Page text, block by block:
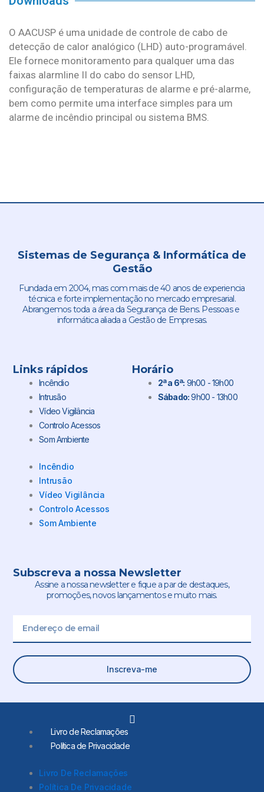
O AACUSP é uma unidade de controle de cabo de
detecção de calor analógico (LHD) auto-programável.
Ele fornece monitoramento para qualquer uma das
faixas alarmline II do cabo do sensor LHD,
configuração de temperaturas de alarme e pré-alarme,
bem como permite uma interface simples para um
alarme de incêndio principal ou sistema BMS.
Sistemas de Segurança & Informática de
Gestão
Fundada em 2004, mas com mais de 40 anos de experiencia
técnica e forte implementação no mercado empresarial.
Abrangemos toda a área da Segurança de Bens. Pessoas e
informática aliada a Gestão de Empresas.
Links rápidos
Incêndio
Intrusão
Vídeo Vigilância
Controlo Acessos
Som Ambiente
Incêndio
Intrusão
Vídeo Vigilância
Controlo Acessos
Som Ambiente
Horário
2ª a 6ª: 9h00 - 19h00
Sábado:9h00 - 13h00
Subscreva a nossa Newsletter
Assine a nossa newsletter e fique a par de destaques,
promoções, novos lançamentos e muito mais.
Inscreva-me
Livro de Reclamações
Política de Privacidade
Livro De Reclamações
Política De Privacidade
L